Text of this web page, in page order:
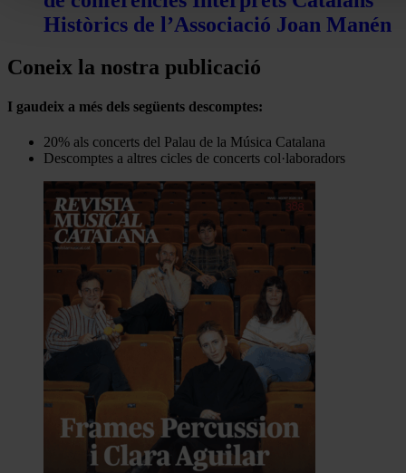
Històrics de l’Associació Joan Manén
Coneix la nostra publicació
I gaudeix a més dels següents descomptes:
20% als concerts del Palau de la Música Catalana
Descomptes a altres cicles de concerts col·laboradors